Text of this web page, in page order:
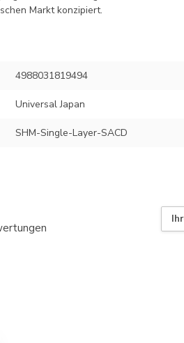
Markt konzipiert.
4988031819494
Universal Japan
SHM-Single-Layer-SACD